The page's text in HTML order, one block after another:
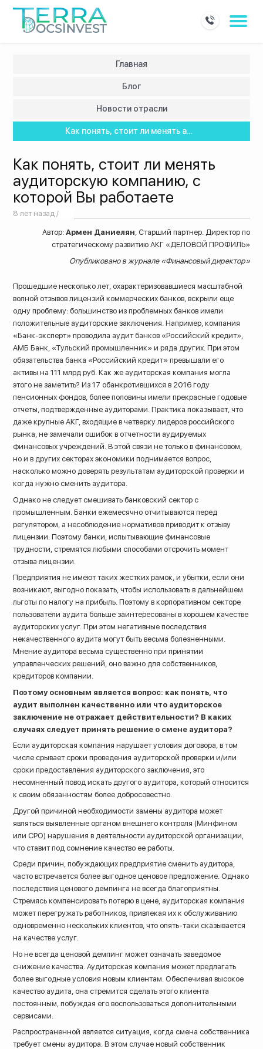
8 (800) 200-33-08
Бесплатный звонок по всей России
Главная
Блог
Новости отрасли
Как понять, стоит ли менять а...
Как понять, стоит ли менять
аудиторскую компанию, с
которой Вы работаете
8 лет назад /
Автор: Армен Даниелян, Старший партнер. Директор по
стратегическому развитию АКГ «ДЕЛОВОЙ ПРОФИЛЬ»
Опубликовано в журнале «Финансовый директор»
Прошедшие несколько лет, охарактеризовавшиеся масштабной
волной отзывов лицензий коммерческих банков, вскрыли еще
одну проблему: большинство из проблемных банков имели
положительные аудиторские заключения. Например, компания
«Банк-эксперт» проводила аудит банков «Российский кредит»,
АМБ Банк, «Тульский промышленник» и ряда других. При этом
обязательства банка «Российский кредит» превышали его
активы на 111 млрд руб. Как же аудиторская компания могла
этого не заметить? Из 17 обанкротившихся в 2016 году
пенсионных фондов, более половины имели прекрасные годовые
отчеты, подтвержденные аудиторами. Практика показывает, что
даже крупные АКГ, входящие в четверку лидеров российского
рынка, не замечали ошибок в отчетности аудируемых
финансовых учреждений. В этой связи не только в финансовом,
но и в других секторах экономики поднимается вопрос,
насколько можно доверять результатам аудиторской проверки и
когда нужно сменить аудитора.
Однако не следует смешивать банковский сектор с
промышленным. Банки ежемесячно отчитываются перед
регулятором, а несоблюдение нормативов приводит к отзыву
лицензии. Поэтому банки, испытывающие финансовые
трудности, стремятся любыми способами отсрочить момент
отзыва лицензии.
Предприятия не имеют таких жестких рамок, и убытки, если они
возникают, выгодно показать, чтобы использовать в дальнейшем
льготы по налогу на прибыль. Поэтому в корпоративном секторе
пользователи аудита больше заинтересованы в хорошем качестве
аудиторских услуг. При этом негативные последствия
некачественного аудита могут быть весьма болезненными.
Мнение аудитора весьма существенно при принятии
управленческих решений, оно важно для собственников,
кредиторов компании.
Поэтому основным является вопрос: как понять, что
аудит выполнен качественно или что аудиторское
заключение не отражает действительности? В каких
случаях следует принять решение о смене аудитора?
Если аудиторская компания нарушает условия договора, в том
числе срывает сроки проведения аудиторской проверки и/или
сроки предоставления аудиторского заключения, это
несомненный повод искать другого аудитора, который относится
к своим обязанностям более добросовестно.
Другой причиной необходимости замены аудитора может
являться выявленные органом внешнего контроля (Минфином
или СРО) нарушения в деятельности аудиторской организации,
что ставит под сомнение качество ее работы.
Среди причин, побуждающих предприятие сменить аудитора,
часто встречается более выгодное ценовое предложение. Однако
последствия ценового демпинга не всегда благоприятны.
Стремясь компенсировать потерю в цене, аудиторская компания
может перегружать работников, привлекая их к обслуживанию
одновременно нескольких клиентов, что опять-таки сказывается
на качестве услуг.
Но не всегда ценовой демпинг может означать заведомое
снижение качества. Аудиторская компания может предлагать
более выгодные условия новым клиентам. Обеспечивая высокое
качество аудита, она стремится сделать этого клиента
постоянным, побуждая его воспользоваться дополнительными
сервисами.
Распространенной является ситуация, когда смена собственника
требует смены аудитора. В этом случае новый собственник